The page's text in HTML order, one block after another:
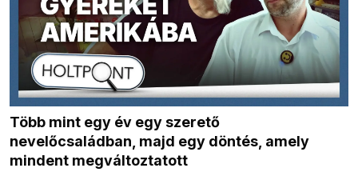
Több mint egy év egy szerető
nevelőcsaládban, majd egy döntés, amely
mindent megváltoztatott